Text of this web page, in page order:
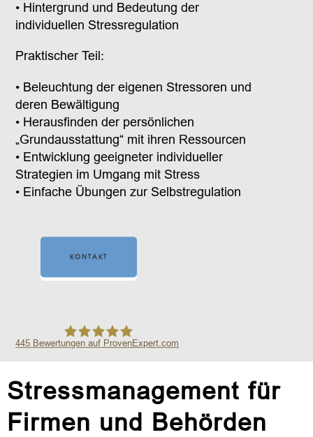
• Hintergrund und Bedeutung der
individuellen Stressregulation
Praktischer Teil:
• Beleuchtung der eigenen Stressoren und
deren Bewältigung
• Herausfinden der persönlichen
„Grundausstattung“ mit ihren Ressourcen
• Entwicklung geeigneter individueller
Strategien im Umgang mit Stress
• Einfache Übungen zur Selbstregulation
KONTAKT
445 Bewertungen auf ProvenExpert.com
Stressmanagement für
Firmen und Behörden